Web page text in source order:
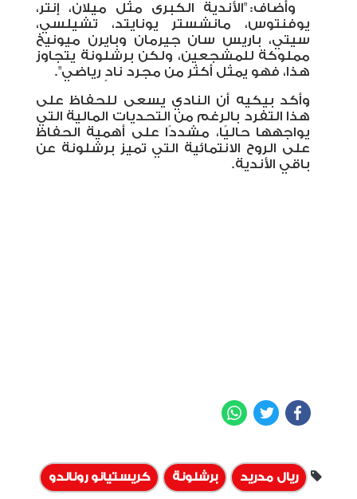
وأضاف: "الأندية الكبرى مثل ميلان، إنتر،
يوفنتوس، مانشستر يونايتد، تشيلسي،
سيتي، باريس سان جيرمان وبايرن ميونيخ
مملوكة للمشجعين، ولكن برشلونة يتجاوز
هذا، فهو يمثل أكثر من مجرد نادٍ رياضي".
وأكد بيكيه أن النادي يسعى للحفاظ على
هذا التفرد بالرغم من التحديات المالية التي
يواجهها حاليًا، مشددًا على أهمية الحفاظ
على الروح الانتمائية التي تميز برشلونة عن
باقي الأندية.
Facebook
Twitter
ريال مدريد برشلونة كريستيانو رونالدو